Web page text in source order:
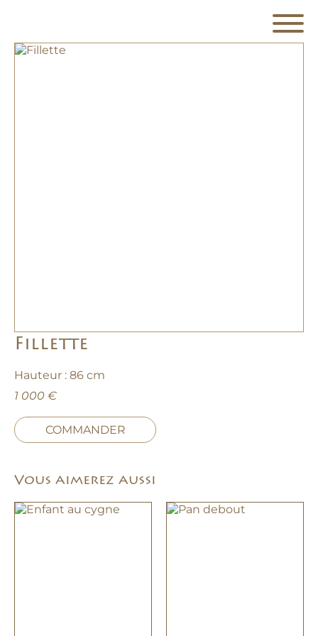
Fillette
Hauteur : 86 cm
1 000 €
COMMANDER
Vous aimerez aussi